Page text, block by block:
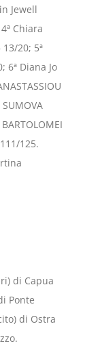
Jewell
Chiara
13/20; 5ª
6ª Diana Jo
125.
di Capua
Ponte
di Ostra